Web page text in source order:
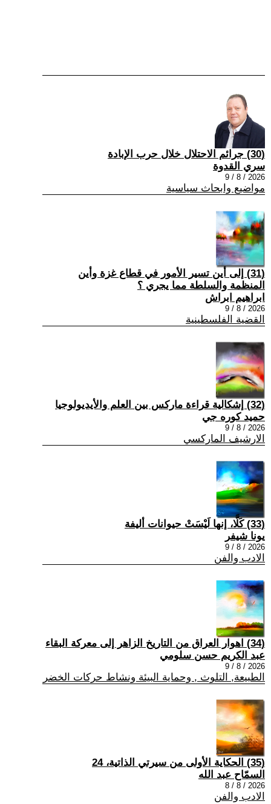
(30) جرائم الاحتلال خلال حرب الإبادة
سري القدوة
2026 / 8 / 9
مواضيع وابحاث سياسية
(31) إلى أين تسير الأمور في قطاع غزة وأين
المنظمة والسلطة مما يجري ؟
ابراهيم ابراش
2026 / 8 / 9
القضية الفلسطينية
(32) إشكالية قراءة ماركس بين العلم والأيديولوجيا
حميد كوره جي
2026 / 8 / 9
الارشيف الماركسي
(33) كَلَّا، إنها لَيْسَتْ حيوانات أليفة
يونا شيفر
2026 / 8 / 9
الادب والفن
(34) اهوار العراق من التاريخ الزاهر إلى معركة البقاء
عبد الكريم حسن سلومي
2026 / 8 / 9
الطبيعة, التلوث , وحماية البيئة ونشاط حركات الخضر
(35) الحكاية الأولى من سيرتي الذاتية، 24
السمّاح عبد الله
2026 / 8 / 8
الادب والفن